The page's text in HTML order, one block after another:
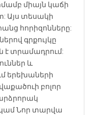
միայն կաճի
Այս տեսակի
հորիզոնները:
գրքույկը
է տրամադրում:
և
երեխաների
բոլոր
կամ Նոր տարվա